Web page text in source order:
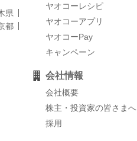
県
都
ヤオコーレシピ
ヤオコーアプリ
ヤオコーPay
キャンペーン
会社情報
会社概要
株主・投資家の皆さまへ
採用